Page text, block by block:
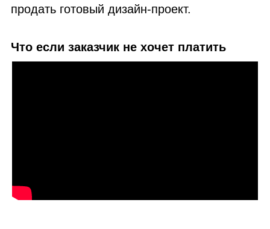
продать готовый дизайн‑проект.
Что если заказчик не хочет платить